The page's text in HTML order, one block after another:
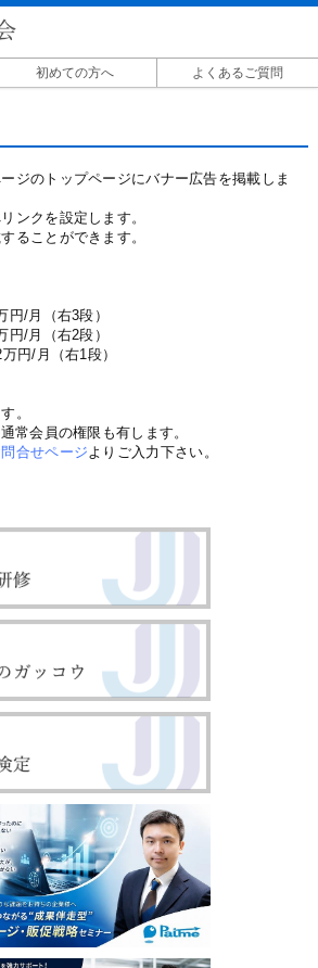
初めての方へ
よくあるご質問
ジのトップページにバナー広告を掲載しま
ンクを設定します。
ることができます。
円/月（右3段）
円/月（右2段）
円/月（右1段）
。
常会員の権限も有します。
合せページよりご入力下さい。